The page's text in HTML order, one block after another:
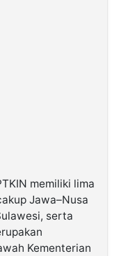
memiliki lima
Jawa–Nusa
serta
Kementerian